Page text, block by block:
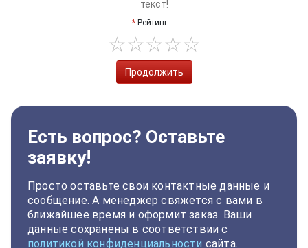
текст!
Рейтинг
Продолжить
Есть вопрос? Оставьте
заявку!
Просто оставьте свои контактные данные и
сообщение. А менеджер свяжется с вами в
ближайшее время и оформит заказ. Ваши
данные сохранены в соответствии с
политикой конфиденциальности сайта.